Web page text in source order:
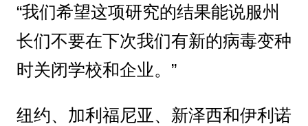
“我们希望这项研究的结果能说服州
长们不要在下次我们有新的病毒变种
时关闭学校和企业。”
纽约、加利福尼亚、新泽西和伊利诺